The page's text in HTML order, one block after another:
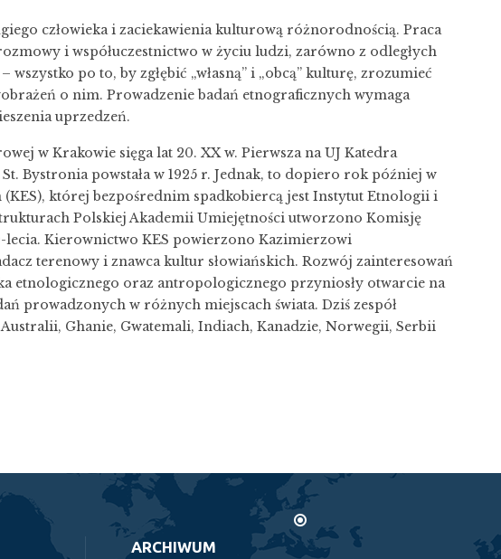
człowieka i zaciekawienia kulturową różnorodnością. Praca
i współuczestnictwo w życiu ludzi, zarówno z odległych
po to, by zgłębić „własną” i „obcą” kulturę, zrozumieć
o nim. Prowadzenie badań etnograficznych wymaga
uprzedzeń.
w Krakowie sięga lat 20. XX w. Pierwsza na UJ Katedra
Bystronia powstała w 1925 r. Jednak, to dopiero rok później w
której bezpośrednim spadkobiercą jest Instytut Etnologii i
Polskiej Akademii Umiejętności utworzono Komisję
lecia. Kierownictwo KES powierzono Kazimierzowi
terenowy i znawca kultur słowiańskich. Rozwój zainteresowań
etnologicznego oraz antropologicznego przyniosły otwarcie na
prowadzonych w różnych miejscach świata. Dziś zespół
Ghanie, Gwatemali, Indiach, Kanadzie, Norwegii, Serbii
ARCHIWUM